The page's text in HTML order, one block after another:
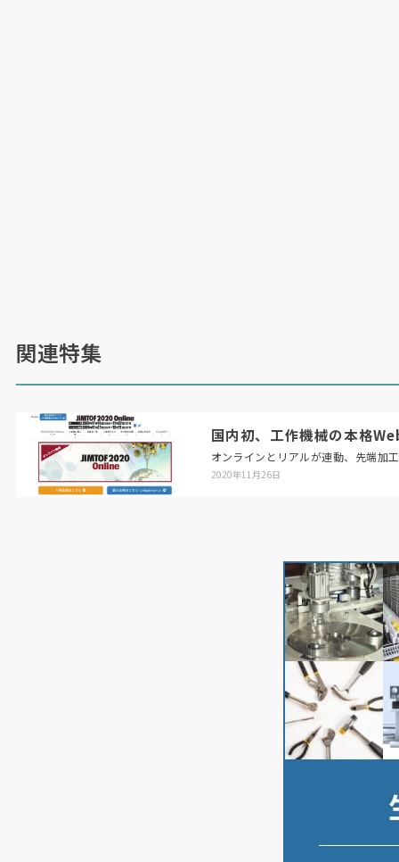
関連特集
国内初、工作機械の本格
オンラインとリアルが連動、先端加
2020年11月26日